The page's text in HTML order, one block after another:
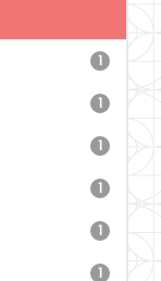
1
1
1
1
1
1